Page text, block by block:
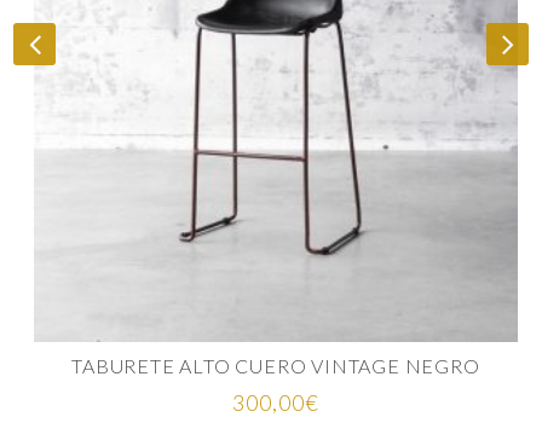
TABURETE ALTO CUERO VINTAGE NEGRO
300,00€